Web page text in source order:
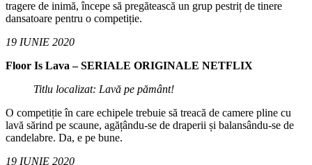
tragere de inimă, începe să pregătească un grup pestriț de tinere
dansatoare pentru o competiție.
19 IUNIE 2020
Floor Is Lava – SERIALE ORIGINALE NETFLIX
Titlu localizat: Lavă pe pământ!
O competiție în care echipele trebuie să treacă de camere pline cu
lavă sărind pe scaune, agățându-se de draperii și balansându-se de
candelabre. Da, e pe bune.
19 IUNIE 2020